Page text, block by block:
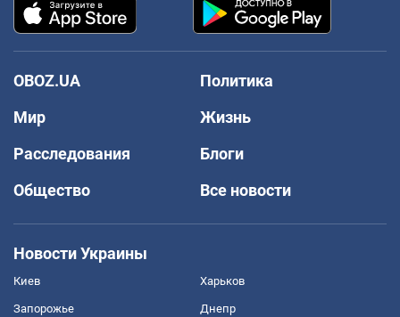
OBOZ.UA
Политика
Мир
Жизнь
Расследования
Блоги
Общество
Все новости
Новости Украины
Киев Харьков
Запорожье Днепр